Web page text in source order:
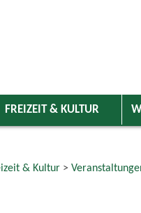
FREIZEIT & KULTUR
& Kultur>